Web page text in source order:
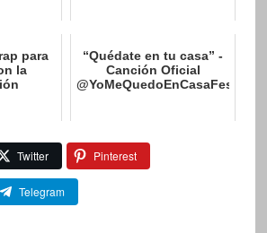
para
la
“Quédate en tu casa” -
Canción Oficial
@YoMeQuedoEnCasaFestival
Twitter Pinterest
Telegram